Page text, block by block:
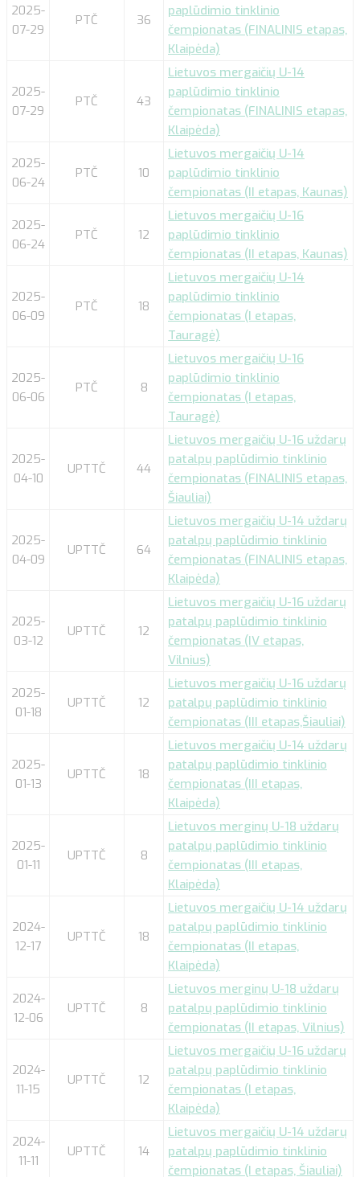
2025-
07-29
PTČ 36
paplūdimio tinklinio
čempionatas (FINALINIS etapas,
Klaipėda)
2025-
07-29
PTČ 43
Lietuvos mergaičių U-14
paplūdimio tinklinio
čempionatas (FINALINIS etapas,
Klaipėda)
2025-
06-24
PTČ 10
Lietuvos mergaičių U-14
paplūdimio tinklinio
čempionatas (II etapas, Kaunas)
2025-
06-24
PTČ 12
Lietuvos mergaičių U-16
paplūdimio tinklinio
čempionatas (II etapas, Kaunas)
2025-
06-09
PTČ 18
Lietuvos mergaičių U-14
paplūdimio tinklinio
čempionatas (I etapas,
Tauragė)
2025-
06-06
PTČ 8
Lietuvos mergaičių U-16
paplūdimio tinklinio
čempionatas (I etapas,
Tauragė)
2025-
04-10
UPTTČ 44
Lietuvos mergaičių U-16 uždarų
patalpų paplūdimio tinklinio
čempionatas (FINALINIS etapas,
Šiauliai)
2025-
04-09
UPTTČ 64
Lietuvos mergaičių U-14 uždarų
patalpų paplūdimio tinklinio
čempionatas (FINALINIS etapas,
Klaipėda)
2025-
03-12
UPTTČ 12
Lietuvos mergaičių U-16 uždarų
patalpų paplūdimio tinklinio
čempionatas (IV etapas,
Vilnius)
2025-
01-18
UPTTČ 12
Lietuvos mergaičių U-16 uždarų
patalpų paplūdimio tinklinio
čempionatas (III etapas,Šiauliai)
2025-
01-13
UPTTČ 18
Lietuvos mergaičių U-14 uždarų
patalpų paplūdimio tinklinio
čempionatas (III etapas,
Klaipėda)
2025-
01-11
UPTTČ 8
Lietuvos merginų U-18 uždarų
patalpų paplūdimio tinklinio
čempionatas (III etapas,
Klaipėda)
2024-
12-17
UPTTČ 18
Lietuvos mergaičių U-14 uždarų
patalpų paplūdimio tinklinio
čempionatas (II etapas,
Klaipėda)
2024-
12-06
UPTTČ 8
Lietuvos merginų U-18 uždarų
patalpų paplūdimio tinklinio
čempionatas (II etapas, Vilnius)
2024-
11-15
UPTTČ 12
Lietuvos mergaičių U-16 uždarų
patalpų paplūdimio tinklinio
čempionatas (I etapas,
Klaipėda)
2024-
11-11
UPTTČ 14
Lietuvos mergaičių U-14 uždarų
patalpų paplūdimio tinklinio
čempionatas (I etapas, Šiauliai)